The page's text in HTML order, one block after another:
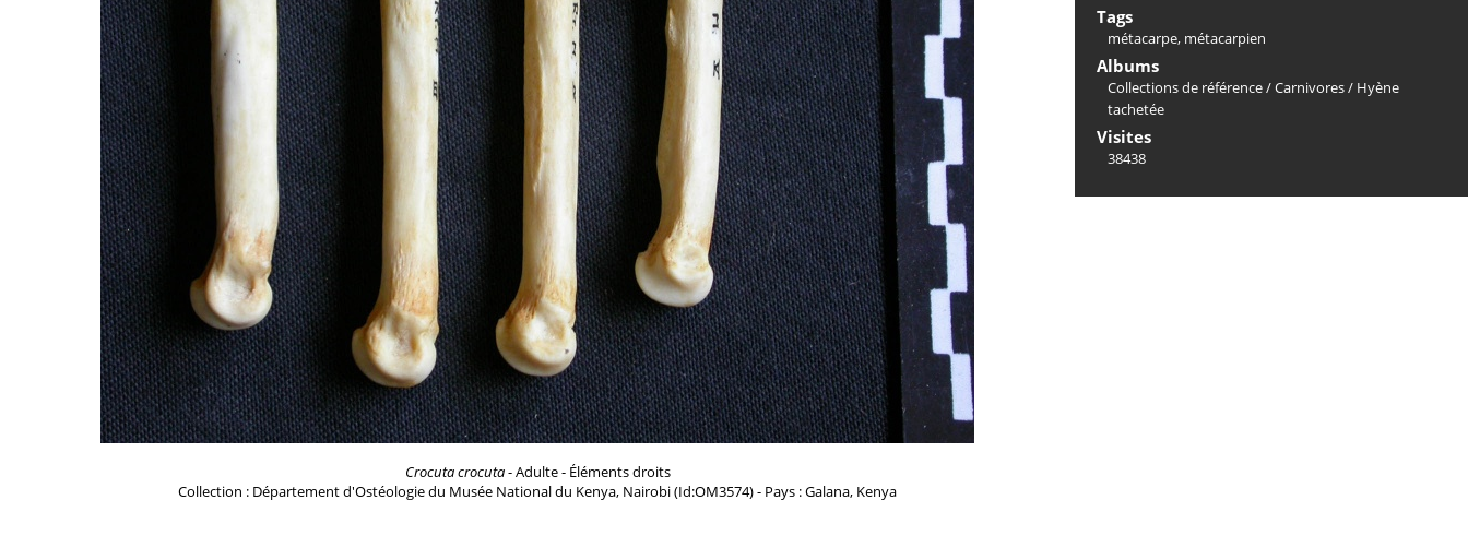
Crocuta crocuta- Adulte - Éléments droits
Collection : Département d'Ostéologie du Musée National du Kenya, Nairobi (Id:OM3574) - Pays : Galana, Kenya
Tags
métacarpe, métacarpien
Albums
Collections de référence/Carnivores/ Hyène
tachetée
Visites
38438